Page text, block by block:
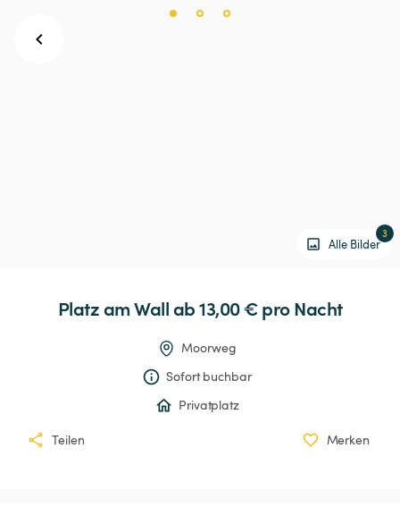
Alle Bilder
3
PlatzamWall ab 13,00 € pro Nacht
Moorweg
Sofort buchbar
Privatplatz
Teilen Merken